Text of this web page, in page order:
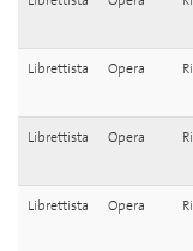
Librettista Opera
Librettista Opera
Librettista Opera